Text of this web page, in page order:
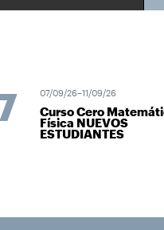
07/09/26–11/09/26
Curso Cero
Física NUEVOS
ESTUDIANTES